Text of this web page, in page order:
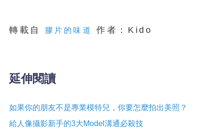
轉載自 膠片的味道 作者：Kido
延伸閱讀
如果你的朋友不是專業模特兒，你要怎麼拍出美照？
給人像攝影新手的3大Model溝通必殺技